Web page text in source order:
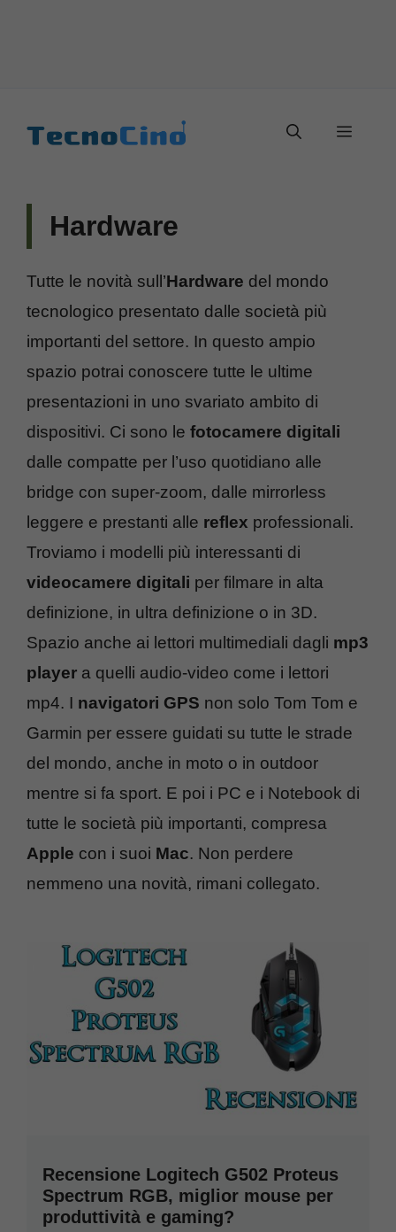
Menu
Hardware
Tutte le novità sull’Hardware del mondo
tecnologico presentato dalle società più
importanti del settore. In questo ampio
spazio potrai conoscere tutte le ultime
presentazioni in uno svariato ambito di
dispositivi. Ci sono le fotocamere digitali
dalle compatte per l’uso quotidiano alle
bridge con super-zoom, dalle mirrorless
leggere e prestanti alle reflex professionali.
Troviamo i modelli più interessanti di
videocamere digitali per filmare in alta
definizione, in ultra definizione o in 3D.
Spazio anche ai lettori multimediali dagli mp3
player a quelli audio-video come i lettori
mp4. I navigatori GPS non solo Tom Tom e
Garmin per essere guidati su tutte le strade
del mondo, anche in moto o in outdoor
mentre si fa sport. E poi i PC e i Notebook di
tutte le società più importanti, compresa
Apple con i suoi Mac. Non perdere
nemmeno una novità, rimani collegato.
Recensione Logitech G502 Proteus
Spectrum RGB, miglior mouse per
produttività e gaming?